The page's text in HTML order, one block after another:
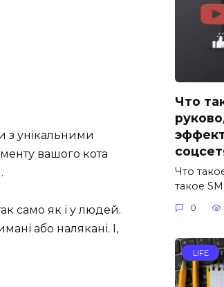
з унікальними
вашого кота
само як і у людей.
або налякані. І,
Что
Что
такое
0
LIFE